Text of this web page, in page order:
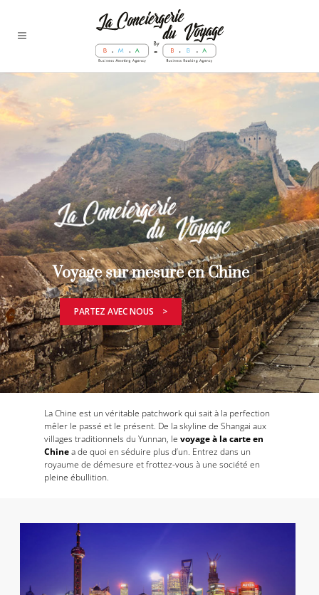
Voyage sur mesure en Chine
PARTEZ AVEC NOUS >
La Chine est un véritable patchwork qui sait à la perfection
mêler le passé et le présent. De la skyline de Shangai aux
villages traditionnels du Yunnan, levoyage à la carte en
Chinea de quoi en séduire plus d’un. Entrez dans un
royaume de démesure et frottez-vous à une société en
pleine ébullition.